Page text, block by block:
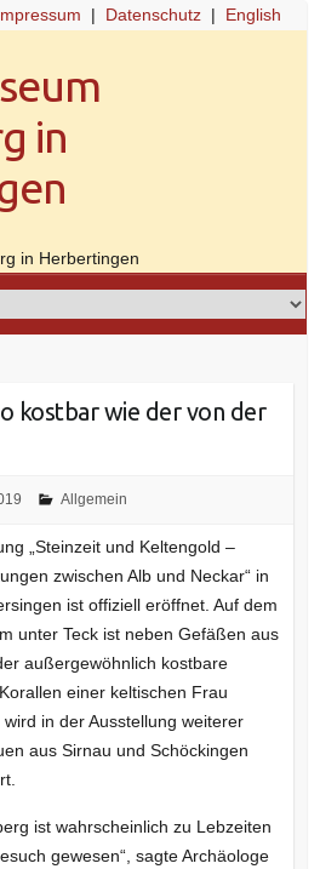
| Datenschutz| English
in
kostbar wie der von der
Allgemein
„Steinzeit und Keltengold –
zwischen Alb und Neckar“ in
ist offiziell eröffnet. Auf dem
unter Teck ist neben Gefäßen aus
außergewöhnlich kostbare
einer keltischen Frau
in der Ausstellung weiterer
aus Sirnau und Schöckingen
ist wahrscheinlich zu Lebzeiten
gewesen“, sagte Archäologe